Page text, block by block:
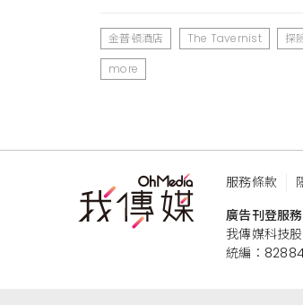
金普頓酒店 The Tavernist 探
more
服務條款
廣告刊登服
我傳媒科技
統編：